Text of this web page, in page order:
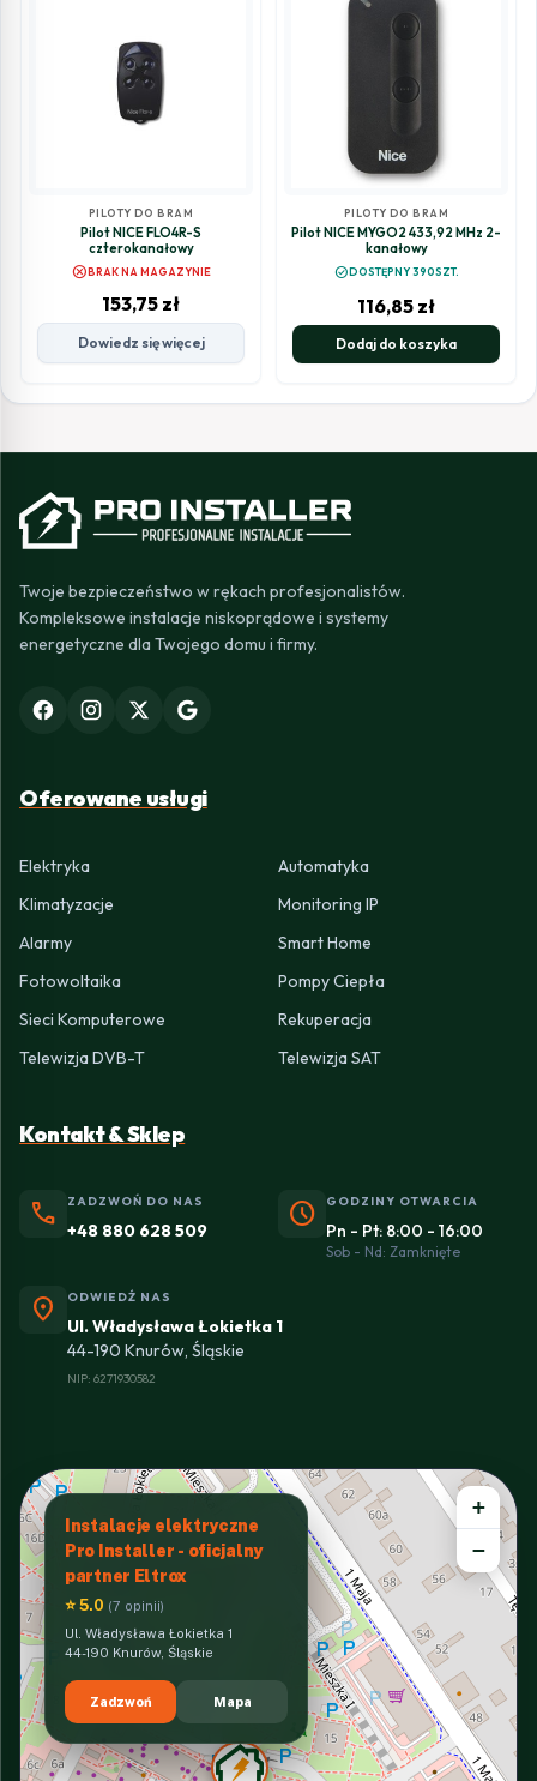
PILOTY DO BRAM
Pilot NICE FLO4R-S
czterokanałowy
cancelBRAK NA MAGAZYNIE
153,75 zł
Dowiedz się więcej
PILOTY DO BRAM
Pilot NICE MYGO2 433,92 MHz 2-
kanałowy
check_circleDOSTĘPNY 390SZT.
116,85 zł
Dodaj do koszyka
Twoje bezpieczeństwo w rękach profesjonalistów.
Kompleksowe instalacje niskoprądowe i systemy
energetyczne dla Twojego domu i firmy.
Oferowane usługi
Elektryka
Automatyka
Klimatyzacje
Monitoring IP
Alarmy
Smart Home
Fotowoltaika
Pompy Ciepła
Sieci Komputerowe
Rekuperacja
Telewizja DVB-T
Telewizja SAT
Kontakt & Sklep
phone ZADZWOŃ DO NAS
+48 880 628 509 schedule GODZINY OTWARCIA
Pn - Pt: 8:00 - 16:00
Sob - Nd: Zamknięte
location_on ODWIEDŹ NAS
Ul. Władysława Łokietka 1
44-190 Knurów, Śląskie
NIP: 6271930582
Instalacje elektryczne
Pro Installer - oficjalny
partner Eltrox
⭐ 5.0 (7 opinii)
Ul. Władysława Łokietka 1
44-190 Knurów, Śląskie
Zadzwoń Mapa
+
−